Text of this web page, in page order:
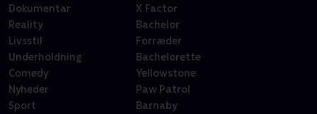
Dokumentar
Reality
Livsstil
Underholdning
Comedy
Nyheder
Sport
X Factor
Bachelor
Forræder
Bachelorette
Yellowstone
Paw Patrol
Barnaby